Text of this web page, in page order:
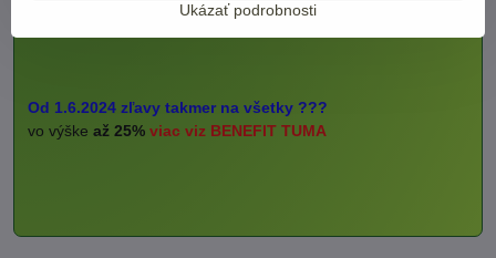
Od 1.6.2024 zľavy takmer na všetky ???
vo výške až 25% viac viz BENEFIT TUMA
Ukázať podrobnosti